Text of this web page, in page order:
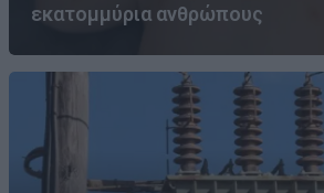
εκατομμύρια ανθρώπους